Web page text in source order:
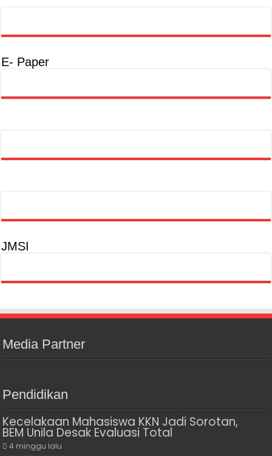
E- Paper
JMSI
Media Partner
Pendidikan
Kecelakaan Mahasiswa KKN Jadi Sorotan,
BEM Unila Desak Evaluasi Total
4 minggu lalu